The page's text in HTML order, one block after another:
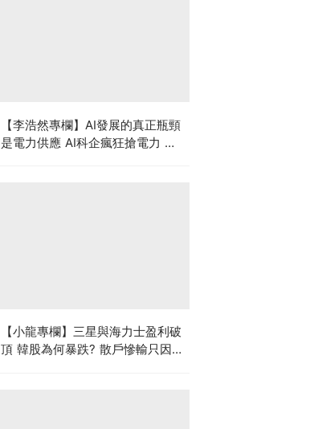
【李浩然專欄】AI發展的真正瓶頸
是電力供應 AI科企瘋狂搶電力 美
【小龍專欄】三星與海力士盈利破
頂 韓股為何暴跌? 散戶慘輸只因忽